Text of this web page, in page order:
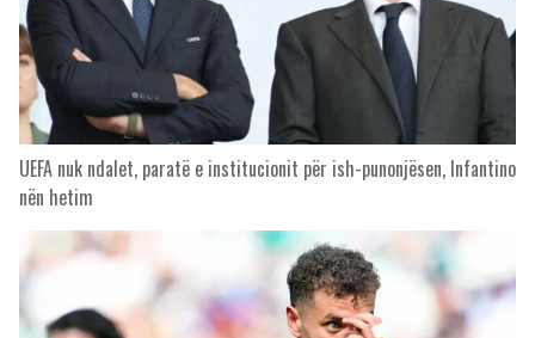
UEFA nuk ndalet, paratë e institucionit për ish-punonjësen, Infantino
nën hetim